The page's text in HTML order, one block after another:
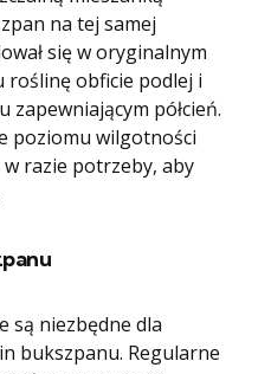
na tej samej
się w oryginalnym
roślinę obficie podlej i
zapewniającym półcień.
poziomu wilgotności
razie potrzeby, aby
są niezbędne dla
bukszpanu. Regularne